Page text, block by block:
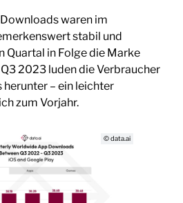
waren im
stabil und
Quartal in Folge die Marke
2023 luden die Verbraucher
– ein leichter
zum Vorjahr.
© data.ai